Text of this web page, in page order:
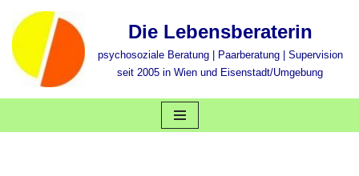
Zum
Inhalt
springen
Die Lebensberaterin
psychosoziale Beratung | Paarberatung | Supervision
seit 2005 in Wien und Eisenstadt/Umgebung